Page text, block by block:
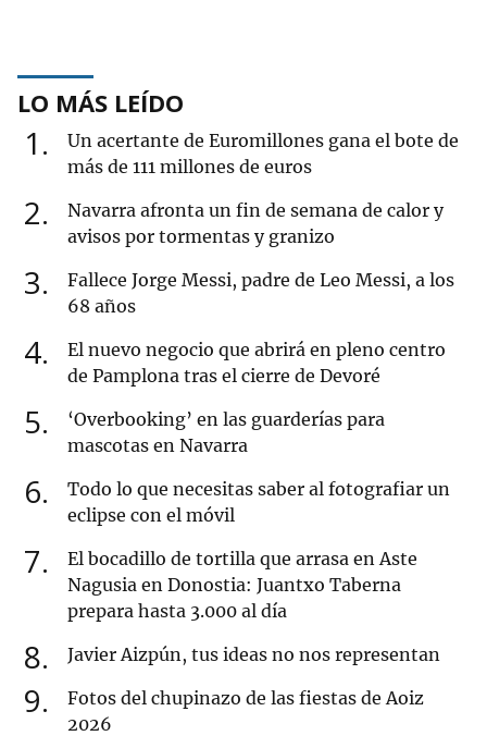
LO MÁS LEÍDO
1
Un acertante de Euromillones gana el bote de
más de 111 millones de euros
2
Navarra afronta un fin de semana de calor y
avisos por tormentas y granizo
3
Fallece Jorge Messi, padre de Leo Messi, a los
68 años
4
El nuevo negocio que abrirá en pleno centro
de Pamplona tras el cierre de Devoré
5
‘Overbooking’ en las guarderías para
mascotas en Navarra
6
Todo lo que necesitas saber al fotografiar un
eclipse con el móvil
7
El bocadillo de tortilla que arrasa en Aste
Nagusia en Donostia: Juantxo Taberna
prepara hasta 3.000 al día
8 Javier Aizpún, tus ideas no nos representan
9
Fotos del chupinazo de las fiestas de Aoiz
2026